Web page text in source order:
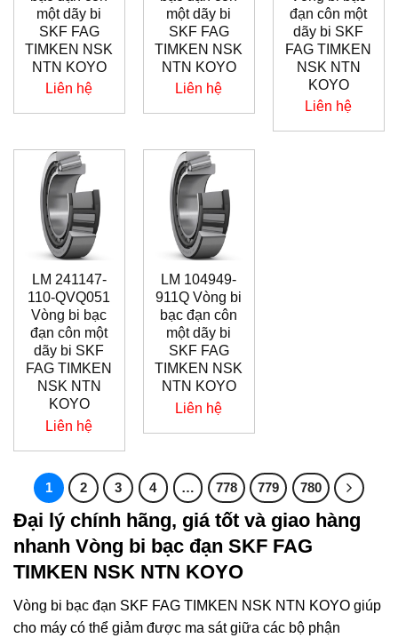
một dãy bi
SKF FAG
TIMKEN NSK
NTN KOYO
Liên hệ
một dãy bi
SKF FAG
TIMKEN NSK
NTN KOYO
Liên hệ
đạn côn một
dãy bi SKF
FAG TIMKEN
NSK NTN
KOYO
Liên hệ
LM 241147-
110-QVQ051
Vòng bi bạc
đạn côn một
dãy bi SKF
FAG TIMKEN
NSK NTN
KOYO
Liên hệ
LM 104949-
911Q Vòng bi
bạc đạn côn
một dãy bi
SKF FAG
TIMKEN NSK
NTN KOYO
Liên hệ
1 2 3 4 … 778 779 780
Đại lý chính hãng, giá tốt và giao hàng
nhanh Vòng bi bạc đạn SKF FAG
TIMKEN NSK NTN KOYO
Vòng bi bạc đạn SKF FAG TIMKEN NSK NTN KOYO giúp
cho máy có thể giảm được ma sát giữa các bộ phận